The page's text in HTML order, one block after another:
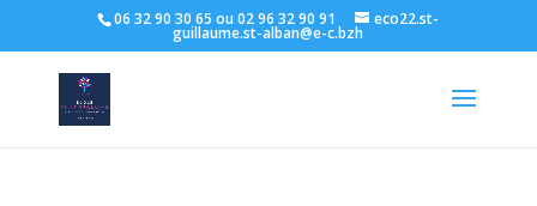
06 32 90 30 65 ou 02 96 32 90 91 eco22.st-
guillaume.st-alban@e-c.bzh